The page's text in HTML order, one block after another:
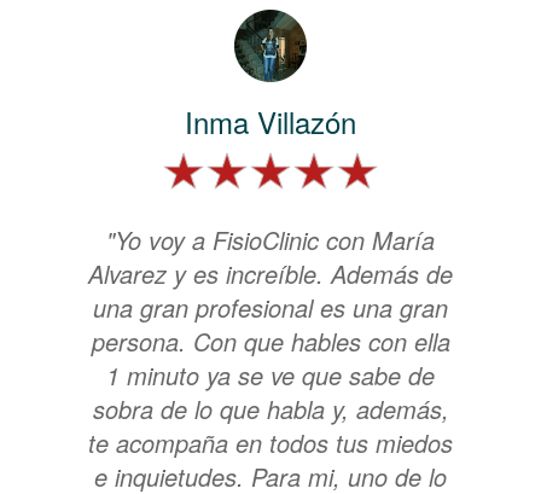
Inma Villazón
"Yo voy a FisioClinic con María
Alvarez y es increíble. Además de
una gran profesional es una gran
persona. Con que hables con ella
1 minuto ya se ve que sabe de
sobra de lo que habla y, además,
te acompaña en todos tus miedos
e inquietudes. Para mi, uno de lo